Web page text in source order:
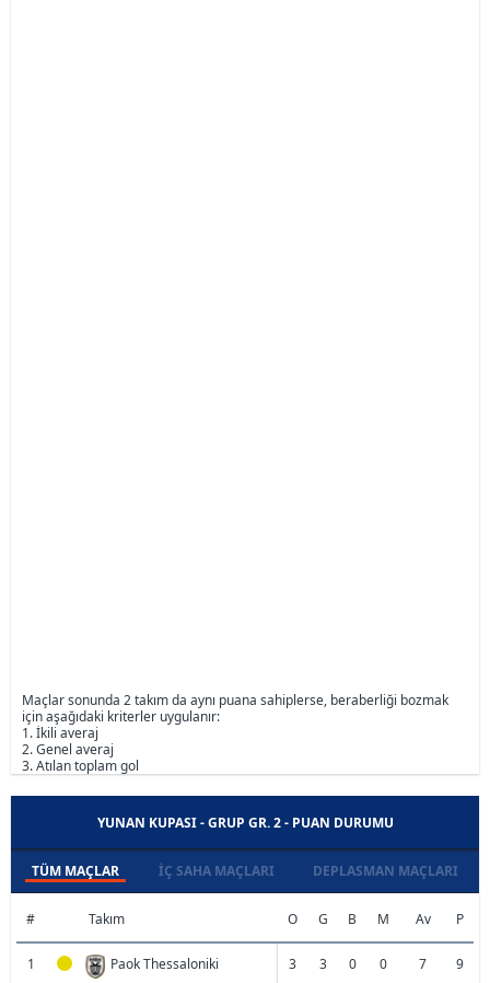
Maçlar sonunda 2 takım da aynı puana sahiplerse, beraberliği bozmak
için aşağıdaki kriterler uygulanır:
1. İkili averaj
2. Genel averaj
3. Atılan toplam gol
YUNAN KUPASI - GRUP GR. 2 - PUAN DURUMU
TÜM MAÇLAR İÇ SAHA MAÇLARI DEPLASMAN MAÇLARI
# Takım O G B M Av P
1 Paok Thessaloniki 3 3 0 0 7 9